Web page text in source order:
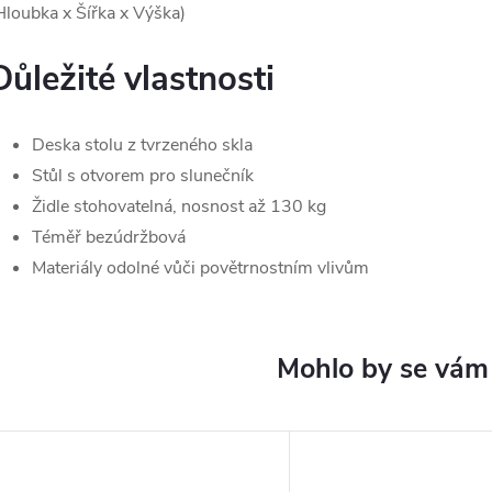
x Šířka x Výška)
vlastnosti
Deska stolu z tvrzeného skla
Stůl s otvorem pro slunečník
Židle stohovatelná, nosnost až 130 kg
Téměř bezúdržbová
Materiály odolné vůči povětrnostním vlivům